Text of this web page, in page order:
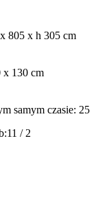
805 x h 305 cm
x 130 cm
samym czasie: 25
/ 2